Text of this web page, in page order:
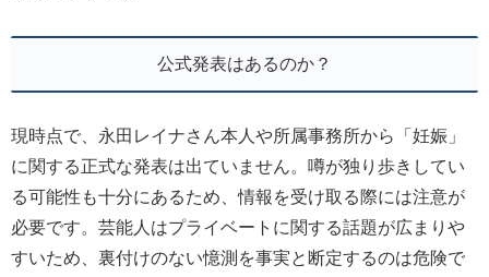
公式発表はあるのか？
現時点で、永田レイナさん本人や所属事務所から「妊娠」
に関する正式な発表は出ていません。噂が独り歩きしてい
る可能性も十分にあるため、情報を受け取る際には注意が
必要です。芸能人はプライベートに関する話題が広まりや
すいため、裏付けのない憶測を事実と断定するのは危険で